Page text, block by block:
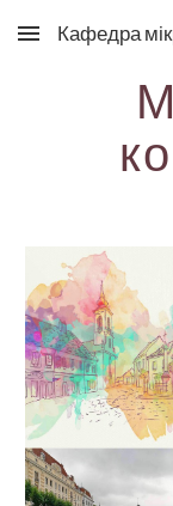
Skip to main